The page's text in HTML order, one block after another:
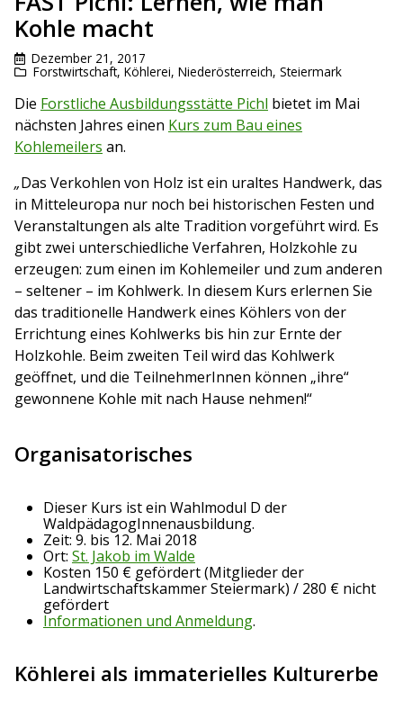
Kohle macht
Dezember 21, 2017
Forstwirtschaft, Köhlerei, Niederösterreich, Steiermark
Die Forstliche Ausbildungsstätte Pichl bietet im Mai
nächsten Jahres einen Kurs zum Bau eines
Kohlemeilers an.
„Das Verkohlen von Holz ist ein uraltes Handwerk, das
in Mitteleuropa nur noch bei historischen Festen und
Veranstaltungen als alte Tradition vorgeführt wird. Es
gibt zwei unterschiedliche Verfahren, Holzkohle zu
erzeugen: zum einen im Kohlemeiler und zum anderen
– seltener – im Kohlwerk. In diesem Kurs erlernen Sie
das traditionelle Handwerk eines Köhlers von der
Errichtung eines Kohlwerks bis hin zur Ernte der
Holzkohle. Beim zweiten Teil wird das Kohlwerk
geöffnet, und die TeilnehmerInnen können „ihre“
gewonnene Kohle mit nach Hause nehmen!“
Organisatorisches
Dieser Kurs ist ein Wahlmodul D der
WaldpädagogInnenausbildung.
Zeit: 9. bis 12. Mai 2018
Ort: St. Jakob im Walde
Kosten 150 € gefördert (Mitglieder der
Landwirtschaftskammer Steiermark) / 280 € nicht
gefördert
Informationen und Anmeldung.
Köhlerei als immaterielles Kulturerbe